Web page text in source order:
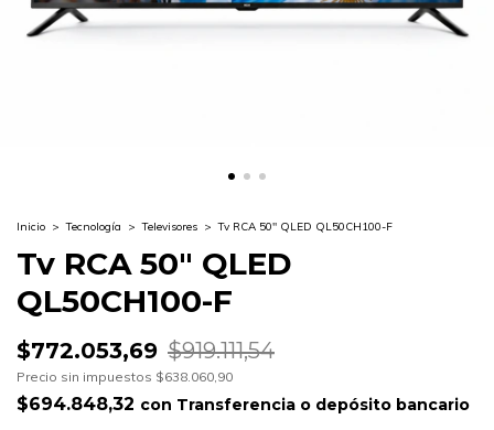
Inicio > Tecnología > Televisores > Tv RCA 50" QLED QL50CH100-F
Tv RCA 50" QLED
QL50CH100-F
$772.053,69 $919.111,54
Precio sin impuestos $638.060,90
$694.848,32 con Transferencia o depósito bancario